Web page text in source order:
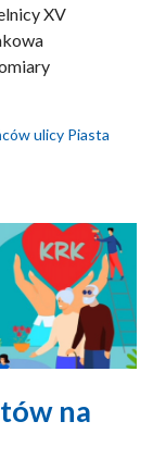
XV
ulicy Piasta
na